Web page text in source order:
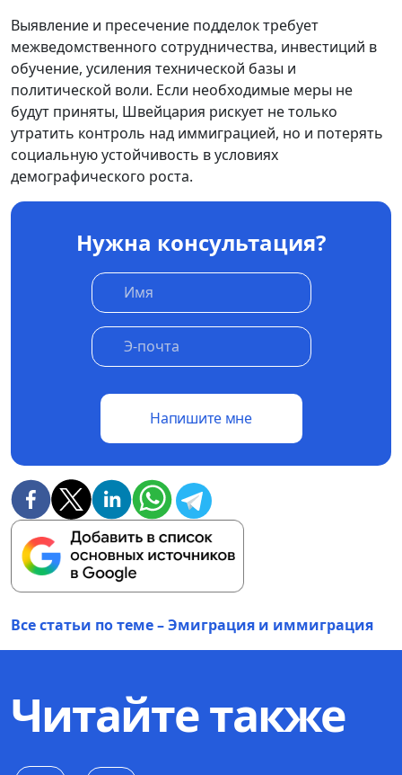
Выявление и пресечение подделок требует
межведомственного сотрудничества, инвестиций в
обучение, усиления технической базы и
политической воли. Если необходимые меры не
будут приняты, Швейцария рискует не только
утратить контроль над иммиграцией, но и потерять
социальную устойчивость в условиях
демографического роста.
Нужна консультация?
Напишите мне
Все статьи по теме – Эмиграция и иммиграция
Читайте также